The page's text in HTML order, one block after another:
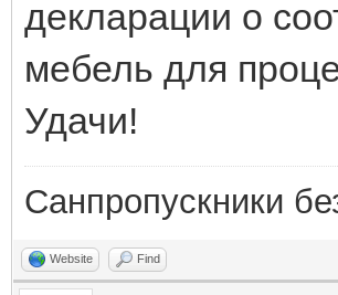
декларации о
мебель для
Удачи!
Санпропускники
Website Find